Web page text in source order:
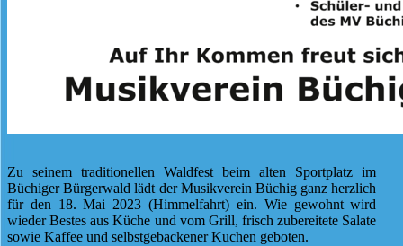
Zu seinem traditionellen Waldfest beim alten Sportplatz im
Büchiger Bürgerwald lädt der Musikverein Büchig ganz herzlich
für den 18. Mai 2023 (Himmelfahrt) ein. Wie gewohnt wird
wieder Bestes aus Küche und vom Grill, frisch zubereitete Salate
sowie Kaffee und selbstgebackener Kuchen geboten.